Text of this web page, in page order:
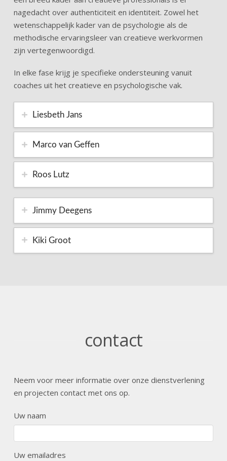
nagedacht over authenticiteit en identiteit. Zowel het
wetenschappelijk kader van de psychologie als de
methodische ervaringsleer van creatieve werkvormen
zijn vertegenwoordigd.
In elke fase krijg je specifieke ondersteuning vanuit
coaches uit het creatieve en psychologische vak.
Liesbeth Jans
Marco van Geffen
Roos Lutz
Jimmy Deegens
Kiki Groot
contact
Neem voor meer informatie over onze dienstverlening
en projecten contact met ons op.
Uw naam
Uw emailadres